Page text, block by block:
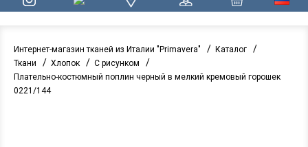
Интернет-магазин тканей из Италии "Primavera" / Каталог /
Ткани / Хлопок / С рисунком /
Плательно-костюмный поплин черный в мелкий кремовый горошек
0221/144